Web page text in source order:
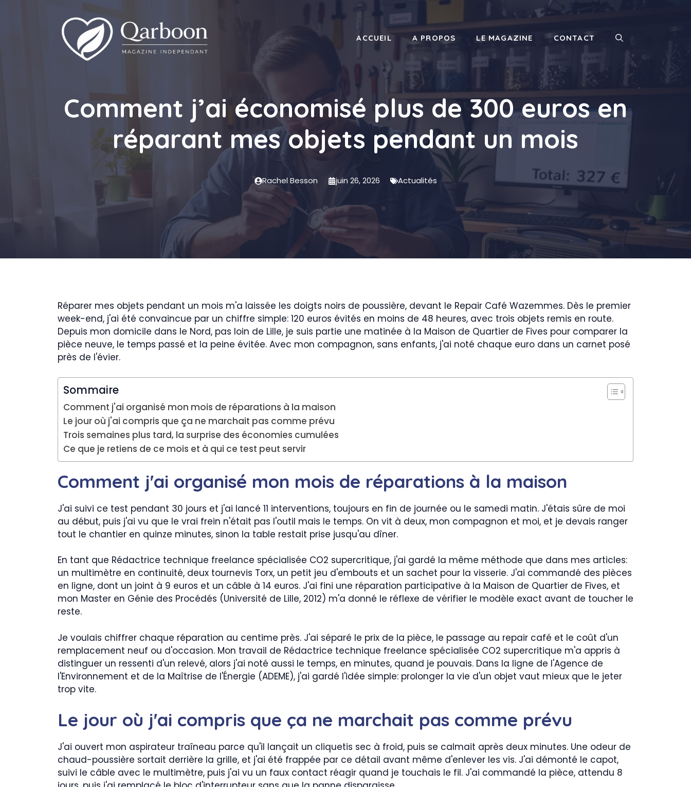
ACCUEIL A PROPOS LE MAGAZINE CONTACT
Comment j’ai économisé plus de 300 euros en
réparant mes objets pendant un mois
Rachel Besson juin 26, 2026 Actualités
Réparer mes objets pendant un mois m'a laissée les doigts noirs de poussière, devant le Repair Café Wazemmes. Dès le premier
week-end, j'ai été convaincue par un chiffre simple: 120 euros évités en moins de 48 heures, avec trois objets remis en route.
Depuis mon domicile dans le Nord, pas loin de Lille, je suis partie une matinée à la Maison de Quartier de Fives pour comparer la
pièce neuve, le temps passé et la peine évitée. Avec mon compagnon, sans enfants, j'ai noté chaque euro dans un carnet posé
près de l'évier.
Sommaire
Comment j'ai organisé mon mois de réparations à la maison
Le jour où j'ai compris que ça ne marchait pas comme prévu
Trois semaines plus tard, la surprise des économies cumulées
Ce que je retiens de ce mois et à qui ce test peut servir
Comment j'ai organisé mon mois de réparations à la maison
J'ai suivi ce test pendant 30 jours et j'ai lancé 11 interventions, toujours en fin de journée ou le samedi matin. J'étais sûre de moi
au début, puis j'ai vu que le vrai frein n'était pas l'outil mais le temps. On vit à deux, mon compagnon et moi, et je devais ranger
tout le chantier en quinze minutes, sinon la table restait prise jusqu'au dîner.
En tant que Rédactrice technique freelance spécialisée CO2 supercritique, j'ai gardé la même méthode que dans mes articles:
un multimètre en continuité, deux tournevis Torx, un petit jeu d'embouts et un sachet pour la visserie. J'ai commandé des pièces
en ligne, dont un joint à 9 euros et un câble à 14 euros. J'ai fini une réparation participative à la Maison de Quartier de Fives, et
mon Master en Génie des Procédés (Université de Lille, 2012) m'a donné le réflexe de vérifier le modèle exact avant de toucher le
reste.
Je voulais chiffrer chaque réparation au centime près. J'ai séparé le prix de la pièce, le passage au repair café et le coût d'un
remplacement neuf ou d'occasion. Mon travail de Rédactrice technique freelance spécialisée CO2 supercritique m'a appris à
distinguer un ressenti d'un relevé, alors j'ai noté aussi le temps, en minutes, quand je pouvais. Dans la ligne de l'Agence de
l'Environnement et de la Maîtrise de l'Énergie (ADEME), j'ai gardé l'idée simple: prolonger la vie d'un objet vaut mieux que le jeter
trop vite.
Le jour où j'ai compris que ça ne marchait pas comme prévu
J'ai ouvert mon aspirateur traîneau parce qu'il lançait un cliquetis sec à froid, puis se calmait après deux minutes. Une odeur de
chaud-poussière sortait derrière la grille, et j'ai été frappée par ce détail avant même d'enlever les vis. J'ai démonté le capot,
suivi le câble avec le multimètre, puis j'ai vu un faux contact réagir quand je touchais le fil. J'ai commandé la pièce, attendu 8